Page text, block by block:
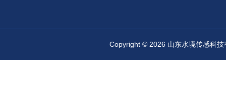
Copyright © 2026 山东水境传感科